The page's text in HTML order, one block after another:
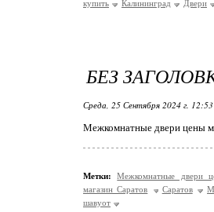
купить
Калининград Двери
БЕЗ
Среда, 25 Сентября 2024 г.
Межкомнатные двери цены
Метки:
Межкомнатные двери
магазин Саратов
Саратов
шавуот